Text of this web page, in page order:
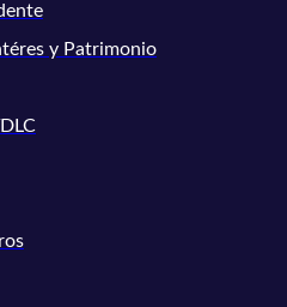
y Patrimonio